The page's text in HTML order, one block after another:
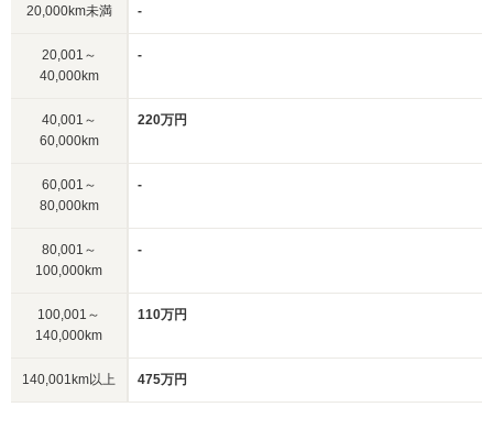
20,000km未満 -
20,001～
40,000km
-
40,001～
60,000km
220万円
60,001～
80,000km
-
80,001～
100,000km
-
100,001～
140,000km
110万円
140,001km以上 475万円